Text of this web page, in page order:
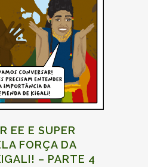
EE E SUPER
FORÇA DA
– PARTE 4